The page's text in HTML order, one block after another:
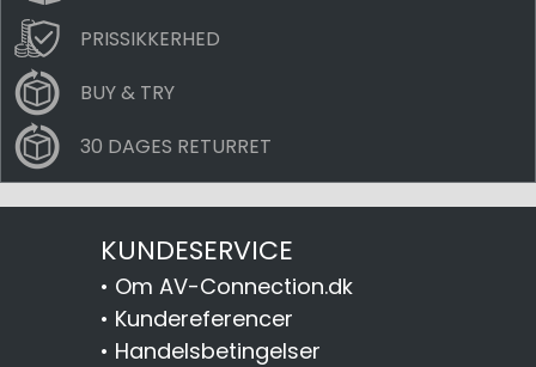
PRISSIKKERHED
BUY & TRY
30 DAGES RETURRET
KUNDESERVICE
• Om AV-Connection.dk
• Kundereferencer
• Handelsbetingelser